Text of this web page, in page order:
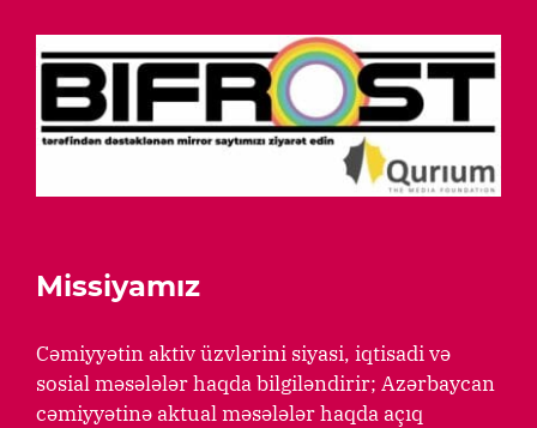
Missiyamız
Cəmiyyətin aktiv üzvlərini siyasi, iqtisadi və
sosial məsələlər haqda bilgiləndirir; Azərbaycan
cəmiyyətinə aktual məsələlər haqda açıq